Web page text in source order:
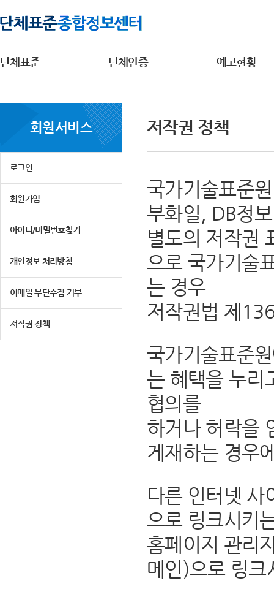
단체표준 단체인증 예고현황
회원서비스
로그인
회원가입
아이디/비밀번호찾기
개인정보 처리방침
이메일 무단수집 거부
저작권 정책
저작권 정책
국가기술표준
부화일, DB정
별도의 저작권
으로 국가기술
는 경우
저작권법 제
국가기술표준
는 혜택을 누리
협의를
하거나 허락을
게재하는 경우
다른 인터넷 사
으로 링크시키
홈페이지 관리
메인)으로 링크